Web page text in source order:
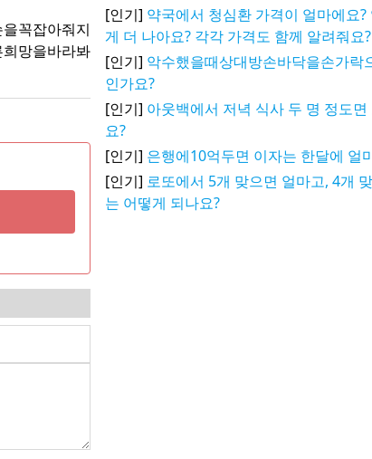
꼭잡아줘지
망을바라봐
[인기] 약국에서 청심환 가격이 얼마에요
게 더 나아요? 각각 가격도 함께 알려줘요?
[인기] 악수했을때상대방손바닥을손가락
인가요?
[인기] 아웃백에서 저녁 식사 두 명 정도
요?
[인기] 은행에10억두면 이자는 한달에 얼
[인기] 로또에서 5개 맞으면 얼마고, 4개
는 어떻게 되나요?